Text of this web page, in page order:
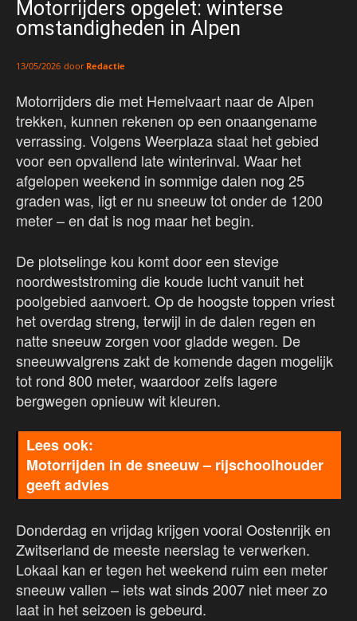
Motorrijders opgelet: winterse
omstandigheden in Alpen
13/05/2026 door Redactie
Motorrijders die met Hemelvaart naar de Alpen
trekken, kunnen rekenen op een onaangename
verrassing. Volgens Weerplaza staat het gebied
voor een opvallend late winterinval. Waar het
afgelopen weekend in sommige dalen nog 25
graden was, ligt er nu sneeuw tot onder de 1200
meter – en dat is nog maar het begin.
De plotselinge kou komt door een stevige
noordweststroming die koude lucht vanuit het
poolgebied aanvoert. Op de hoogste toppen vriest
het overdag streng, terwijl in de dalen regen en
natte sneeuw zorgen voor gladde wegen. De
sneeuwvalgrens zakt de komende dagen mogelijk
tot rond 800 meter, waardoor zelfs lagere
bergwegen opnieuw wit kleuren.
Motorrijden in de sneeuw – rijschoolhouder
geeft advies
Donderdag en vrijdag krijgen vooral Oostenrijk en
Zwitserland de meeste neerslag te verwerken.
Lokaal kan er tegen het weekend ruim een meter
sneeuw vallen – iets wat sinds 2007 niet meer zo
laat in het seizoen is gebeurd.